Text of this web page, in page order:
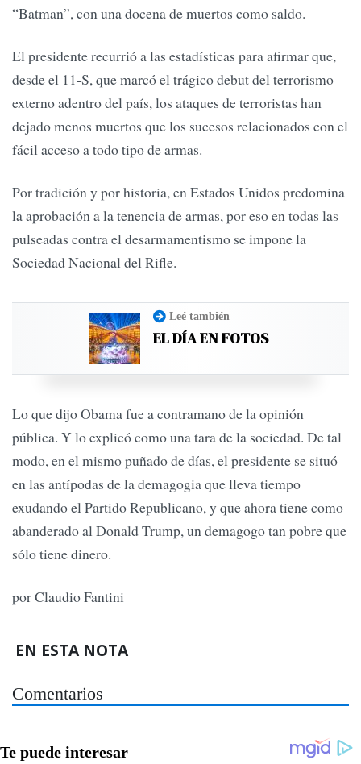
“Batman”, con una docena de muertos como saldo.
El presidente recurrió a las estadísticas para afirmar que,
desde el 11-S, que marcó el trágico debut del terrorismo
externo adentro del país, los ataques de terroristas han
dejado menos muertos que los sucesos relacionados con el
fácil acceso a todo tipo de armas.
Por tradición y por historia, en Estados Unidos predomina
la aprobación a la tenencia de armas, por eso en todas las
pulseadas contra el desarmamentismo se impone la
Sociedad Nacional del Rifle.
Leé también
EL DÍA EN FOTOS
Lo que dijo Obama fue a contramano de la opinión
pública. Y lo explicó como una tara de la sociedad. De tal
modo, en el mismo puñado de días, el presidente se situó
en las antípodas de la demagogia que lleva tiempo
exudando el Partido Republicano, y que ahora tiene como
abanderado al Donald Trump, un demagogo tan pobre que
sólo tiene dinero.
por Claudio Fantini
EN ESTA NOTA
Comentarios